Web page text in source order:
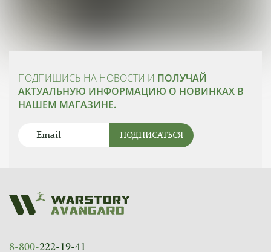
ПОДПИШИСЬ НА НОВОСТИ И ПОЛУЧАЙ
АКТУАЛЬНУЮ ИНФОРМАЦИЮ О НОВИНКАХ В
НАШЕМ МАГАЗИНЕ.
ПОДПИСАТЬСЯ
8-800-222-19-41